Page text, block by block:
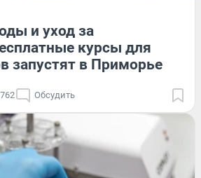
и уход за
курсы для
запустят в Приморье
762 Обсудить